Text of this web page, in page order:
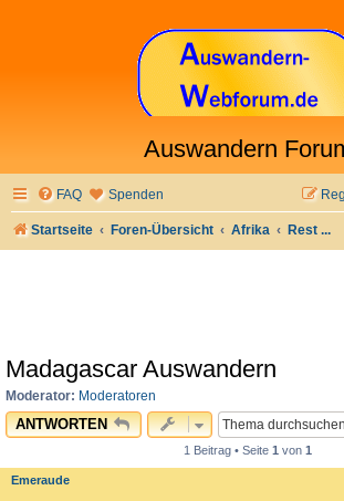
Auswandern
FAQ Spenden
Startseite Foren-Übersicht Afrika Rest ...
Madagascar Auswandern
Moderator: Moderatoren
ANTWORTEN
1 Beitrag • Seite 1 von 1
Emeraude